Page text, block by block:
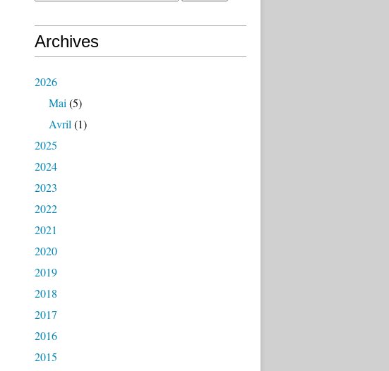
Archives
2026
Mai (5)
Avril (1)
2025
2024
2023
2022
2021
2020
2019
2018
2017
2016
2015